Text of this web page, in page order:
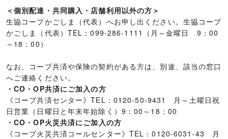
＜個別配達・共同購入・店舗利用以外の方＞
生協コープかごしま（代表）へお申し出ください。生協コープ
かごしま（代表）TEL：099-286-1111（月～金曜日 9：00
～18：00）
なお、コープ共済や保険の契約がある方は、別途、該当の窓口
へご連絡ください。
・CO・OP共済にご加入の方
《コープ共済センター》TEL：0120-50-9431 月～土曜日祝
日営業（日曜日と年末年始除く）9：00～18：00
・CO・OP火災共済にご加入の方
《コープ火災共済コールセンター》TEL：0120-6031-43 月